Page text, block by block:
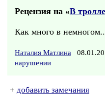
Рецензия на «В
Как много в
Наталия Матлина
нарушении
+ добавить замечания